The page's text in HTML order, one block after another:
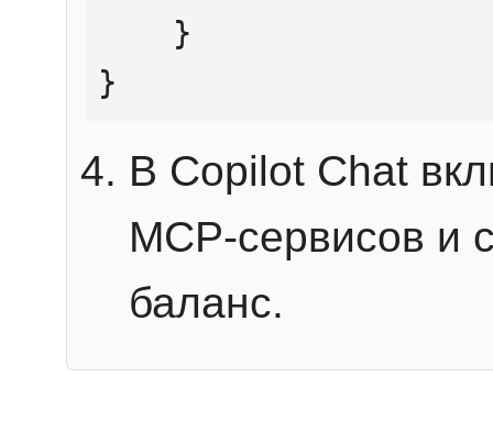
}
В Copilot Chat
MCP-сервисов и
баланс.